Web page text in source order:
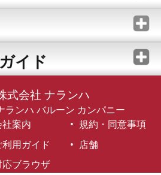
イド
式会社 ナランハ
ランハ バルーン カンパニー
案内
規約・同意事項
利用ガイド
店舗
応ブラウザ